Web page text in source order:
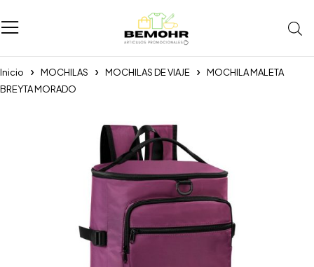
Inicio MOCHILAS MOCHILAS DE VIAJE
MOCHILA MALETA
BREYTA MORADO